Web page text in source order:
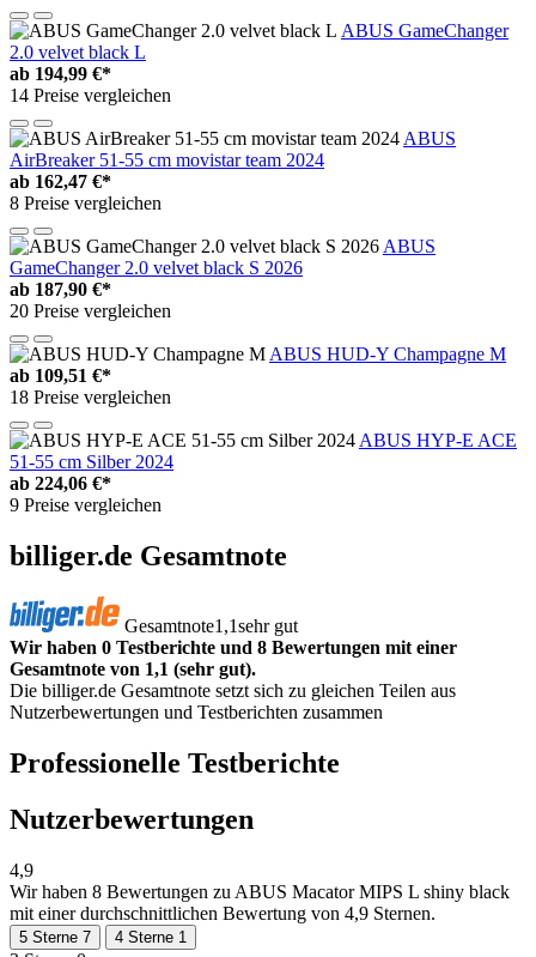
ABUS GameChanger
2.0 velvet black L
ab 194,99 €*
14 Preise vergleichen
ABUS
AirBreaker 51-55 cm movistar team 2024
ab 162,47 €*
8 Preise vergleichen
ABUS
GameChanger 2.0 velvet black S 2026
ab 187,90 €*
20 Preise vergleichen
ABUS HUD-Y Champagne M
ab 109,51 €*
18 Preise vergleichen
ABUS HYP-E ACE
51-55 cm Silber 2024
ab 224,06 €*
9 Preise vergleichen
billiger.de Gesamtnote
Gesamtnote1,1sehr gut
Wir haben 0 Testberichte und 8 Bewertungen mit einer
Gesamtnote von 1,1 (sehr gut).
Die billiger.de Gesamtnote setzt sich zu gleichen Teilen aus
Nutzerbewertungen und Testberichten zusammen
Professionelle Testberichte
Nutzerbewertungen
4,9
Wir haben 8 Bewertungen zu ABUS Macator MIPS L shiny black
mit einer durchschnittlichen Bewertung von 4,9 Sternen.
5 Sterne 7 4 Sterne 1